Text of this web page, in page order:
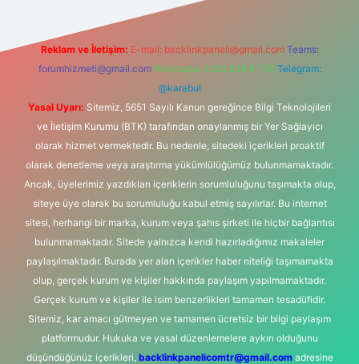
Reklam ve İletişim: E-mail: backlinkpaneli@gmail.com Teams:
forumhizmeti@gmail.com Whatsapp: 0262 606 0 726 Telegram:
@karabul
Yasal Uyarı: Sitemiz, 5651 Sayılı Kanun gereğince Bilgi Teknolojileri
ve İletişim Kurumu (BTK) tarafından onaylanmış bir Yer Sağlayıcı
olarak hizmet vermektedir. Bu nedenle, sitedeki içerikleri proaktif
olarak denetleme veya araştırma yükümlülüğümüz bulunmamaktadır.
Ancak, üyelerimiz yazdıkları içeriklerin sorumluluğunu taşımakta olup,
siteye üye olarak bu sorumluluğu kabul etmiş sayılırlar. Bu internet
sitesi, herhangi bir marka, kurum veya şahıs şirketi ile hiçbir bağlantısı
bulunmamaktadır. Sitede yalnızca kendi hazırladığımız makaleler
paylaşılmaktadır. Burada yer alan içerikler haber niteliği taşımamakta
olup, gerçek kurum ve kişiler hakkında paylaşım yapılmamaktadır.
Gerçek kurum ve kişiler ile isim benzerlikleri tamamen tesadüfidir.
Sitemiz, kar amacı gütmeyen ve tamamen ücretsiz bir bilgi paylaşım
platformudur. Hukuka ve yasal düzenlemelere aykırı olduğunu
düşündüğünüz içerikleri, backlinkpanelicomtr@gmail.comadresine